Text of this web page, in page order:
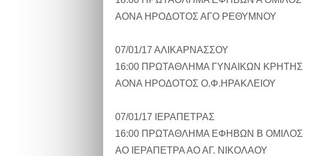
ΑΟΝΑ ΗΡΟΔΟΤΟΣ ΑΓΟ ΡΕΘΥΜΝΟΥ
07/01/17 ΑΛΙΚΑΡΝΑΣΣΟΥ
16:00 ΠΡΩΤΑΘΛΗΜΑ ΓΥΝΑΙΚΩΝ ΚΡΗΤΗΣ
ΑΟΝΑ ΗΡΟΔΟΤΟΣ Ο.Φ.ΗΡΑΚΛΕΙΟΥ
07/01/17 ΙΕΡΑΠΕΤΡΑΣ
16:00 ΠΡΩΤΑΘΛΗΜΑ ΕΦΗΒΩΝ Β ΟΜΙΛΟΣ
ΑΟ ΙΕΡΑΠΕΤΡΑ ΑΟ ΑΓ. ΝΙΚΟΛΑΟΥ